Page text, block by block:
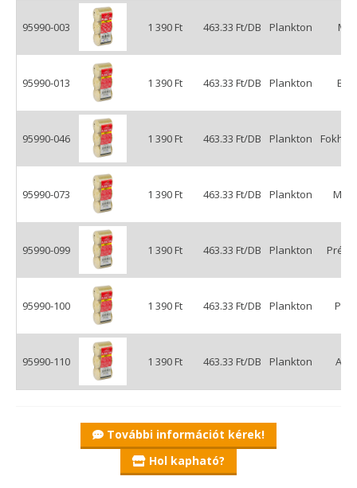
95990-003 1 390 Ft 463.33 Ft/DB Plankton
95990-013 1 390 Ft 463.33 Ft/DB Plankton
95990-046 1 390 Ft 463.33 Ft/DB Plankton
95990-073 1 390 Ft 463.33 Ft/DB Plankton
95990-099 1 390 Ft 463.33 Ft/DB Plankton
95990-100 1 390 Ft 463.33 Ft/DB Plankton
95990-110 1 390 Ft 463.33 Ft/DB Plankton
További információt kérek!
Hol kapható?